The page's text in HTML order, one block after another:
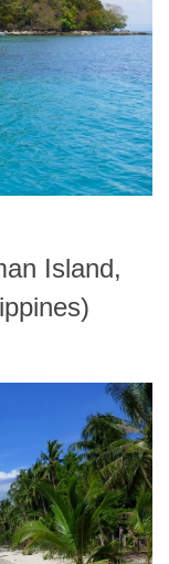
Island,